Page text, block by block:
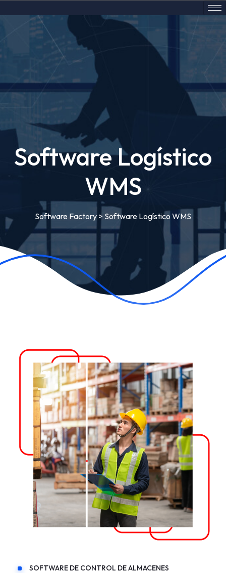
Software Logístico
WMS
Software Factory > Software Logístico WMS
SOFTWARE DE CONTROL DE ALMACENES